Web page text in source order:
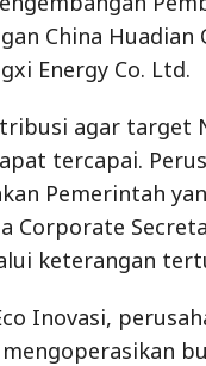
China
Energy Co. Ltd.
agar target
tercapai.
Pemerintah
Corporate
keterangan
Inovasi,